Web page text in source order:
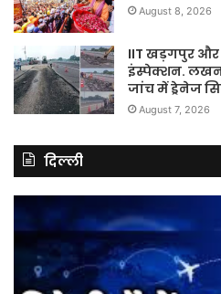
August 8, 2026
IIT खड़गपुर और
इंस्पेक्शन.
जांच में ड्रेनेज
August 7, 2026
दिल्ली